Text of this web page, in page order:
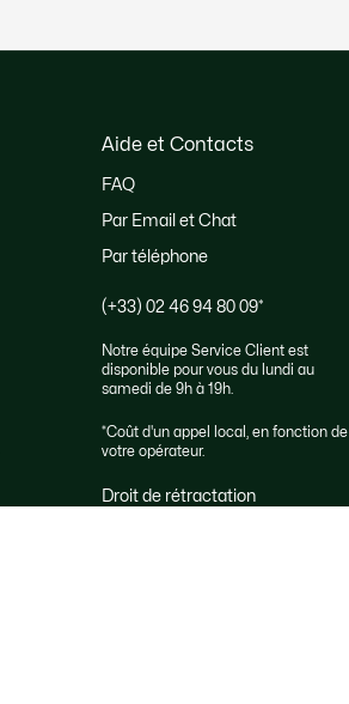
Aide et Contacts
FAQ
Par Email et Chat
Par téléphone
(+33) 02 46 94 80 09*
Notre équipe Service Client est
disponible pour vous du lundi au
samedi de 9h à 19h.
*Coût d'un appel local, en fonction de
votre opérateur.
Droit de rétractation